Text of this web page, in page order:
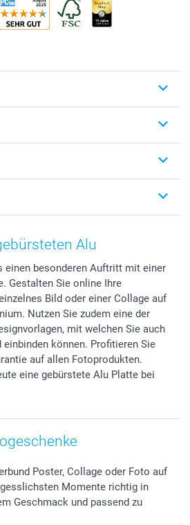
& Poster
Alu
einen besonderen Auftritt mit einer
Gestalten Sie online Ihre
Bild oder einer Collage auf
Nutzen Sie zudem eine der
mit welchen Sie auch
einbinden können. Profitieren Sie
auf allen Fotoprodukten.
eine gebürstete Alu Platte bei
Poster, Collage oder Foto auf
Momente richtig in
Geschmack und passend zu